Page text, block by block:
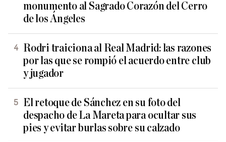
monumento al Sagrado Corazón del Cerro
de los Ángeles
Rodri traiciona al Real Madrid: las razones
por las que se rompió el acuerdo entre club
y jugador
El retoque de Sánchez en su foto del
despacho de La Mareta para ocultar sus
pies y evitar burlas sobre su calzado